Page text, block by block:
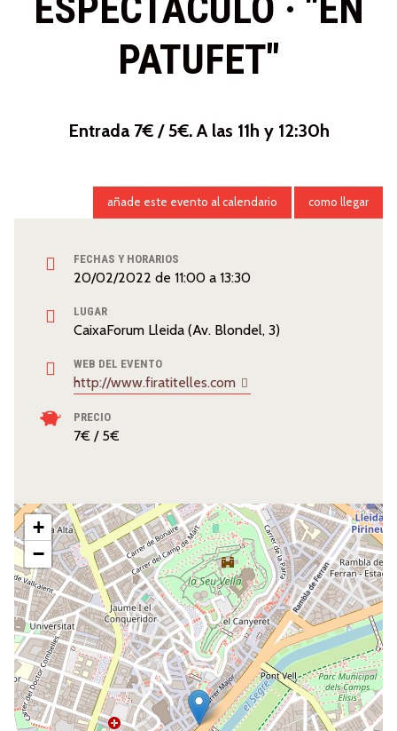
PATUFET"
Entrada 7€ / 5€. A las 11h y 12:30h
FECHAS Y HORARIOS
20/02/2022 de 11:00 a 13:30
LUGAR
CaixaForum Lleida (Av. Blondel, 3)
WEB DEL EVENTO
http://www.firatitelles.com
PRECIO
7€ / 5€
añade este evento al calendario como llegar
+
−